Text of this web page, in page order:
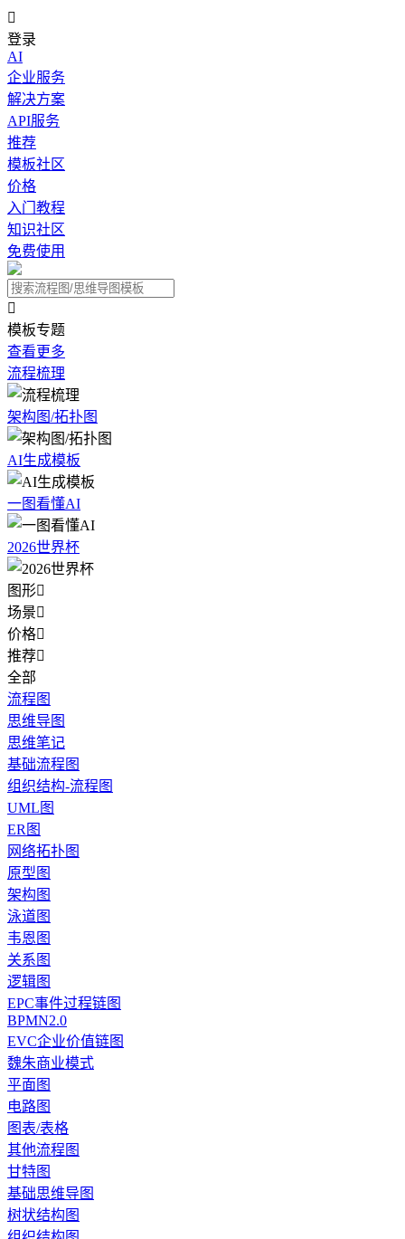

登录
AI
企业服务
解决方案
API服务
推荐
模板社区
价格
入门教程
知识社区
免费使用

模板专题
查看更多
流程梳理
架构图/拓扑图
AI生成模板
一图看懂AI
2026世界杯
图形
场景
价格
推荐
全部
流程图
思维导图
思维笔记
基础流程图
组织结构-流程图
UML图
ER图
网络拓扑图
原型图
架构图
泳道图
韦恩图
关系图
逻辑图
EPC事件过程链图
BPMN2.0
EVC企业价值链图
魏朱商业模式
平面图
电路图
图表/表格
其他流程图
甘特图
基础思维导图
树状结构图